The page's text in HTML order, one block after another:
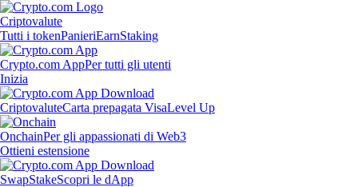
Criptovalute
Tutti i tokenPanieriEarnStaking
Crypto.com AppPer tutti gli utenti
Inizia
CriptovaluteCarta prepagata VisaLevel Up
OnchainPer gli appassionati di Web3
Ottieni estensione
SwapStakeScopri le dApp